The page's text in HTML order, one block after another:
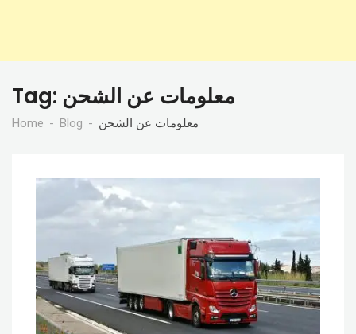
Tag: معلومات عن الشحن
Home Blog معلومات عن الشحن